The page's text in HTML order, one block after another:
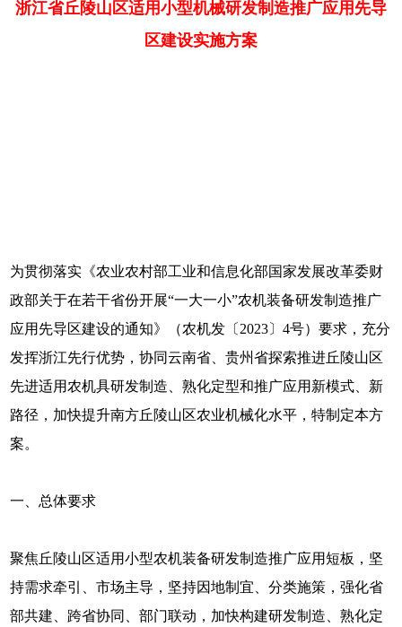
浙江省丘陵山区适用小型机械研发制造推广应用先导
区建设实施方案
为贯彻落实《农业农村部工业和信息化部国家发展改革委财
政部关于在若干省份开展“一大一小”农机装备研发制造推广
应用先导区建设的通知》（农机发〔2023〕4号）要求，充分
发挥浙江先行优势，协同云南省、贵州省探索推进丘陵山区
先进适用农机具研发制造、熟化定型和推广应用新模式、新
路径，加快提升南方丘陵山区农业机械化水平，特制定本方
案。
一、总体要求
聚焦丘陵山区适用小型农机装备研发制造推广应用短板，坚
持需求牵引、市场主导，坚持因地制宜、分类施策，强化省
部共建、跨省协同、部门联动，加快构建研发制造、熟化定